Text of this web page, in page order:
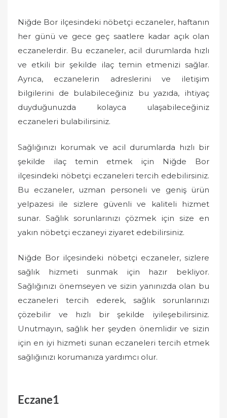
Niğde Bor ilçesindeki nöbetçi eczaneler, haftanın
her günü ve gece geç saatlere kadar açık olan
eczanelerdir. Bu eczaneler, acil durumlarda hızlı
ve etkili bir şekilde ilaç temin etmenizi sağlar.
Ayrıca, eczanelerin adreslerini ve iletişim
bilgilerini de bulabileceğiniz bu yazıda, ihtiyaç
duyduğunuzda kolayca ulaşabileceğiniz
eczaneleri bulabilirsiniz.
Sağlığınızı korumak ve acil durumlarda hızlı bir
şekilde ilaç temin etmek için Niğde Bor
ilçesindeki nöbetçi eczaneleri tercih edebilirsiniz.
Bu eczaneler, uzman personeli ve geniş ürün
yelpazesi ile sizlere güvenli ve kaliteli hizmet
sunar. Sağlık sorunlarınızı çözmek için size en
yakın nöbetçi eczaneyi ziyaret edebilirsiniz.
Niğde Bor ilçesindeki nöbetçi eczaneler, sizlere
sağlık hizmeti sunmak için hazır bekliyor.
Sağlığınızı önemseyen ve sizin yanınızda olan bu
eczaneleri tercih ederek, sağlık sorunlarınızı
çözebilir ve hızlı bir şekilde iyileşebilirsiniz.
Unutmayın, sağlık her şeyden önemlidir ve sizin
için en iyi hizmeti sunan eczaneleri tercih etmek
sağlığınızı korumanıza yardımcı olur.
Eczane1